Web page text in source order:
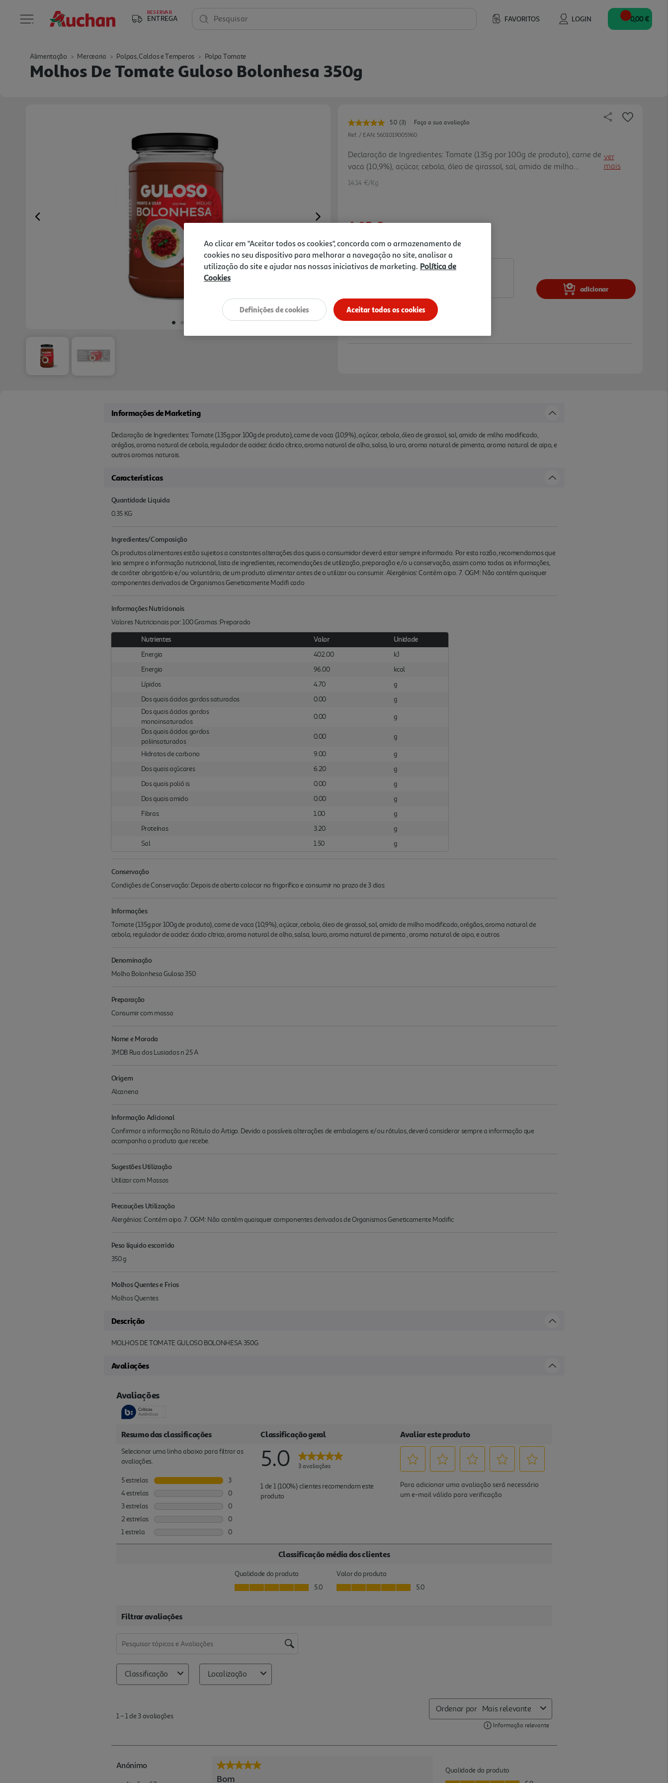
RESERVAR
ENTREGA FAVORITOS LOGIN
Pesquisar 0,00 €
Alimentação Mercearia Polpas, Caldos e Temperos Polpa Tomate
Molhos De Tomate Guloso Bolonhesa 350g
Previous Next
5.0 Leu
3
Link
para
a
(3)
Faça a sua avaliação
Ref. / EAN: 5601019005960
Declaração de Ingredientes: Tomate (135g por 100g de produto), carne de
vaca (10,9%), açúcar, cebola, óleo de girassol, sal, amido de milho
modificado, orégãos, aroma natural de cebola, regulador de acidez: ácido
ver
mais
14.14 €/Kg
4,95 €
Notas de preparação
adicionar
Informações de Marketing
Declaração de Ingredientes: Tomate (135g por 100g de produto), carne de vaca (10,9%), açúcar, cebola, óleo de girassol, sal, amido de milho modificado,
orégãos, aroma natural de cebola, regulador de acidez: ácido cítrico, aroma natural de alho, salsa, lo uro, aroma natural de pimenta, aroma natural de aipo, e
outros aromas naturais.
Características
Quantidade Liquida
0.35 KG
Ingredientes/Composição
Os produtos alimentares estão sujeitos a constantes alterações das quais o consumidor deverá estar sempre informado. Por esta razão, recomendamos que
leia sempre a informação nutricional, lista de ingredientes, recomendações de utilização, preparação e/o u conservação, assim como todas as informações,
de caráter obrigatório e/ou voluntário, de um produto alimentar antes de o utilizar ou consumir. Alergénios: Contém aipo. 7. OGM: Não contém quaisquer
componentes derivados de Organismos Geneticamente Modifi cado
Informações Nutricionais
Valores Nutricionais por: 100 Gramas :Preparado
Nutrientes Valor
Unidade
Energia
402.00
kJ
Energia
96.00
kcal
Lípidos
4.70
g
Dos quais ácidos gordos saturados
0.00
g
Dos quais ácidos gordos
monoinsaturados
0.00
g
Dos quais ácidos gordos
poliinsaturados
0.00 g
Hidratos de carbono 9.00
g
Dos quais açúcares
6.20
g
Dos quais polió is
0.00
g
Dos quais amido
0.00
g
Fibras
1.00
g
Proteínas
3.20
g
Sal
1.50 g
Conservação
Condições de Conservação: Depois de aberto colocar no frigorífico e consumir no prazo de 3 dias
Informações
Tomate (135g por 100g de produto), carne de vaca (10,9%), açúcar, cebola, óleo de girassol, sal, amido de milho modificado, orégãos, aroma natural de
cebola, regulador de acidez: ácido cítrico, aroma natural de alho, salsa, louro, aroma natural de pimenta , aroma natural de aipo, e outros
Denominação
Molho Bolonhesa Guloso 350
Preparação
Consumir com massa
Nome e Morada
JMDB Rua dos Lusiadas n 25 A
Origem
Alcanena
Informação Adicional
Confirmar a informação no Rótulo do Artigo. Devido a possíveis alterações de embalagens e/ou rótulos, deverá considerar sempre a informação que
acompanha o produto que recebe.
Sugestões Utilização
Utilizar com Massas
Precauções Utilização
Alergénios: Contém aipo. 7. OGM: Não contém quaisquer componentes derivados de Organismos Geneticamente Modific
Peso líquido escorrido
350 g
Molhos Quentes e Frios
Molhos Quentes
Descrição
MOLHOS DE TOMATE GULOSO BOLONHESA 350G
Avaliações
Ao clicar em "Aceitar todos os cookies", concorda com o armazenamento de
cookies no seu dispositivo para melhorar a navegação no site, analisar a
utilização do site e ajudar nas nossas iniciativas de marketing. Política de
Cookies
Aceitar todos os cookies
Definições de cookies